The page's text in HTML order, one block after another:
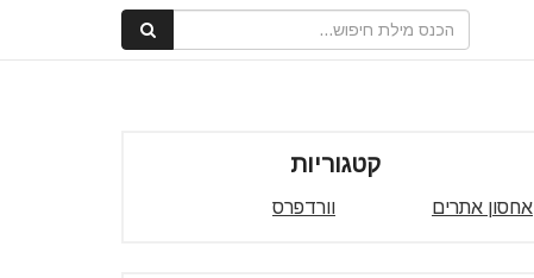
קטגוריות
אחסון אתרים וורדפרס